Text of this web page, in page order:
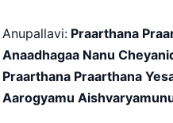
Anupallavi: Praarthana
Anaadhagaa Nanu
Praarthana Praarthana
Aarogyamu